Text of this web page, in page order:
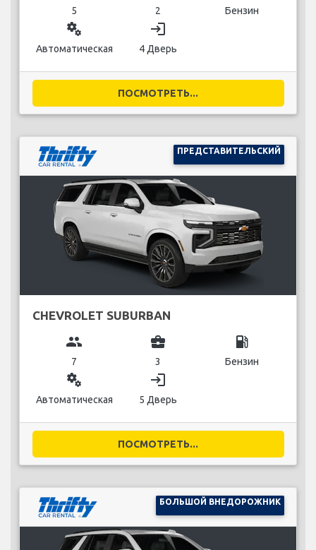
5 2 Бензин
miscellaneous_services
Автоматическая
login
4 Дверь
ПОСМОТРЕТЬ...
ПРЕДСТАВИТЕЛЬСКИЙ
CHEVROLET SUBURBAN
group
7
business_center
3
local_gas_station
Бензин
miscellaneous_services
Автоматическая
login
5 Дверь
ПОСМОТРЕТЬ...
БОЛЬШОЙ ВНЕДОРОЖНИК